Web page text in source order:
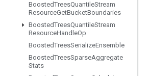
BoostedTreesQuantileStream
ResourceGetBucketBoundaries
BoostedTreesQuantileStream
ResourceHandleOp
BoostedTreesSerializeEnsemble
BoostedTreesSparseAggregate
Stats